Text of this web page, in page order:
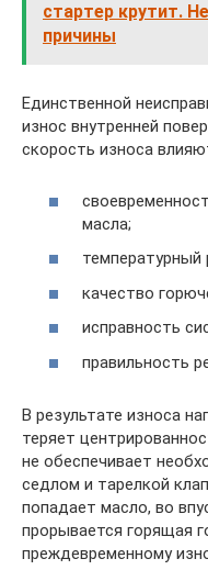
стартер крутит.
причины
Единственной
износ внутренней
скорость износа
масла;
качество
исправность
правильность
В результате износа
теряет
не обеспечивает
седлом и тарелкой
попадает масло, во
прорывается горящая
преждевременному